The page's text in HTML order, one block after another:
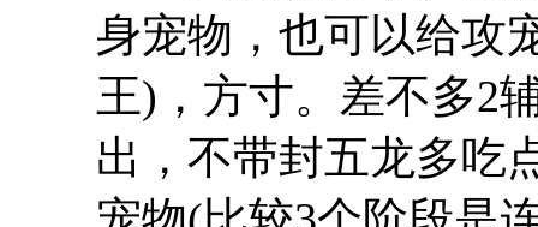
身宠物，也可以给攻
王)，方寸。差不多2
出，不带封五龙多吃